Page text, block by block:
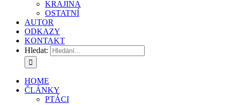
KRAJINA
OSTATNÍ
AUTOR
ODKAZY
KONTAKT
Hledat:
HOME
ČLÁNKY
PTÁCI